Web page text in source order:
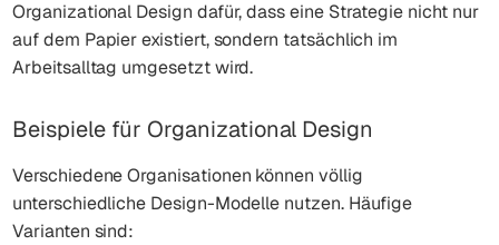
Organizational Design dafür, dass eine Strategie nicht nur
auf dem Papier existiert, sondern tatsächlich im
Arbeitsalltag umgesetzt wird.
Beispiele für Organizational Design
Verschiedene Organisationen können völlig
unterschiedliche Design-Modelle nutzen. Häufige
Varianten sind: